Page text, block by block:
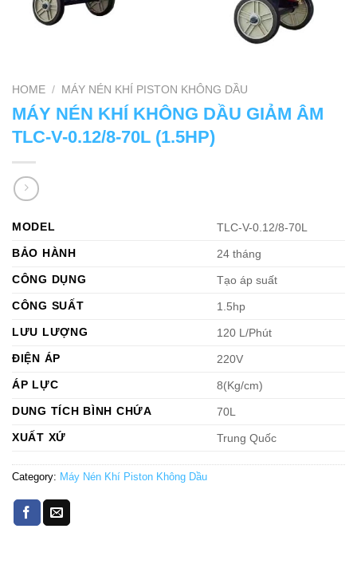
HOME / MÁY NÉN KHÍ PISTON KHÔNG DẦU
MÁY NÉN KHÍ KHÔNG DẦU GIẢM ÂM
TLC-V-0.12/8-70L (1.5HP)
MODEL
TLC-V-0.12/8-70L
BẢO HÀNH
24 tháng
CÔNG DỤNG
Tạo áp suất
CÔNG SUẤT
1.5hp
LƯU LƯỢNG
120 L/Phút
ĐIỆN ÁP
220V
ÁP LỰC
8(Kg/cm)
DUNG TÍCH BÌNH CHỨA
70L
XUẤT XỨ
Trung Quốc
Category: Máy Nén Khí Piston Không Dầu